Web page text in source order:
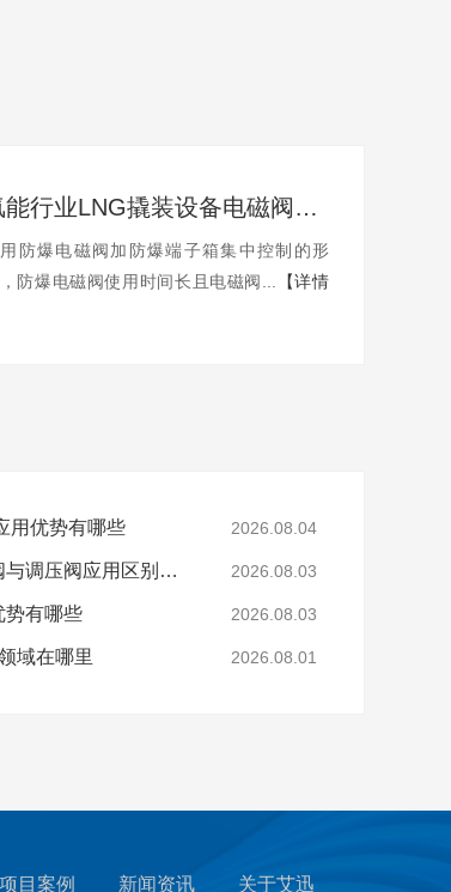
氢能行业LNG撬装设备电磁阀控制柜
防爆电磁阀加防爆端子箱集中控制的形
防爆电磁阀使用时间长且电磁阀...
【详情
用优势有哪些 2026.08.04
工业高压气体控制TESCOM背压阀与调压阀应用区别是什么 2026.08.03
势有哪些 2026.08.03
域在哪里 2026.08.01
项目案例 新闻资讯 关于艾迅